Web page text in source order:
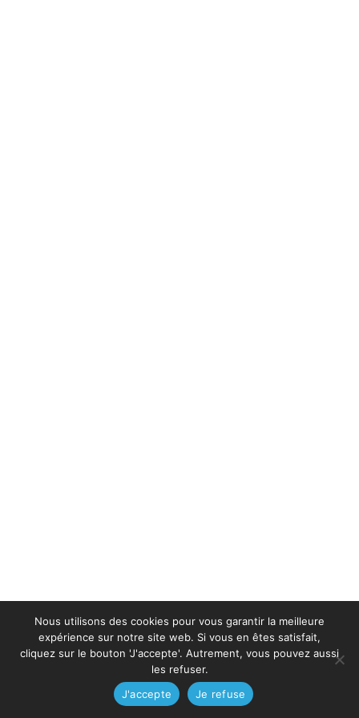
Nous utilisons des cookies pour vous garantir la meilleure
expérience sur notre site web. Si vous en êtes satisfait,
cliquez sur le bouton 'J'accepte'. Autrement, vous pouvez aussi
les refuser.
J'accepte
Je refuse